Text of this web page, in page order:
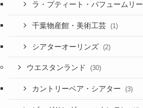
ラ・プティート・パフュームリー
千葉物産館・美術工芸 (1)
シアターオーリンズ (2)
ウエスタンランド (30)
カントリーベア・シアター (3)